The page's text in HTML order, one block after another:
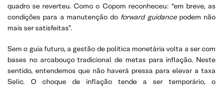
quadro se reverteu. Como o Copom reconheceu: “em breve, as
condições para a manutenção do forward guidancepodem não
mais ser satisfeitas”.
Sem o guia futuro, a gestão de política monetária volta a ser com
bases no arcabouço tradicional de metas para inflação. Neste
sentido, entendemos que não haverá pressa para elevar a taxa
Selic. O choque de inflação tende a ser temporário, o